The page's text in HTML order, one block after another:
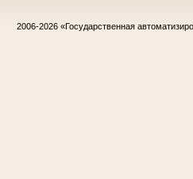
2006-2026 «Государственная